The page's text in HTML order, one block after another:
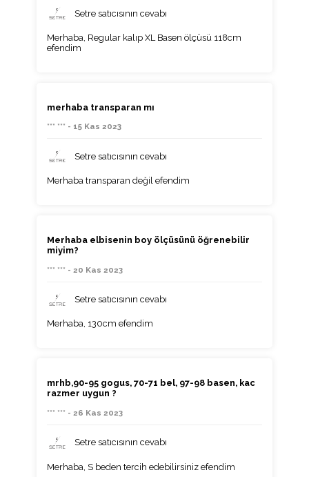
Setre satıcısının cevabı
Merhaba, Regular kalıp XL Basen ölçüsü 118cm
efendim
merhaba transparan mı
*** *** - 15 Kas 2023
Setre satıcısının cevabı
Merhaba transparan değil efendim
Merhaba elbisenin boy ölçüsünü öğrenebilir
miyim?
*** *** - 20 Kas 2023
Setre satıcısının cevabı
Merhaba, 130cm efendim
mrhb,90-95 gogus, 70-71 bel, 97-98 basen, kac
razmer uygun ?
*** *** - 26 Kas 2023
Setre satıcısının cevabı
Merhaba, S beden tercih edebilirsiniz efendim